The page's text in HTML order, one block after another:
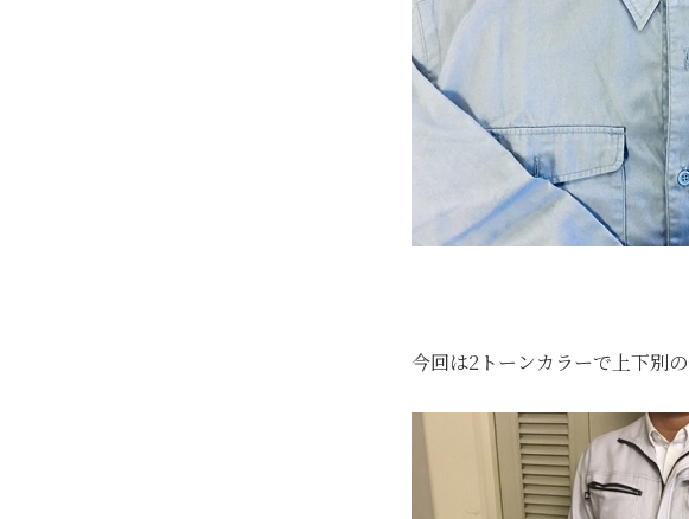
今回は2トーンカラーで上下別の